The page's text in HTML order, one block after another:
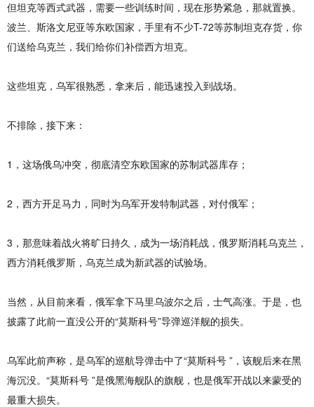
但坦克等西式武器，需要一些训练时间，现在形势紧急，那就置换。
波兰、斯洛文尼亚等东欧国家，手里有不少T-72等苏制坦克存货，你
们送给乌克兰，我们给你们补偿西方坦克。
这些坦克，乌军很熟悉，拿来后，能迅速投入到战场。
不排除，接下来：
1，这场俄乌冲突，彻底清空东欧国家的苏制武器库存；
2，西方开足马力，同时为乌军开发特制武器，对付俄军；
3，那意味着战火将旷日持久，成为一场消耗战，俄罗斯消耗乌克兰，
西方消耗俄罗斯，乌克兰成为新武器的试验场。
当然，从目前来看，俄军拿下马里乌波尔之后，士气高涨。于是，也
披露了此前一直没公开的“莫斯科号”导弹巡洋舰的损失。
乌军此前声称，是乌军的巡航导弹击中了“莫斯科号 ”，该舰后来在黑
海沉没。“莫斯科号 ”是俄黑海舰队的旗舰，也是俄军开战以来蒙受的
最重大损失。